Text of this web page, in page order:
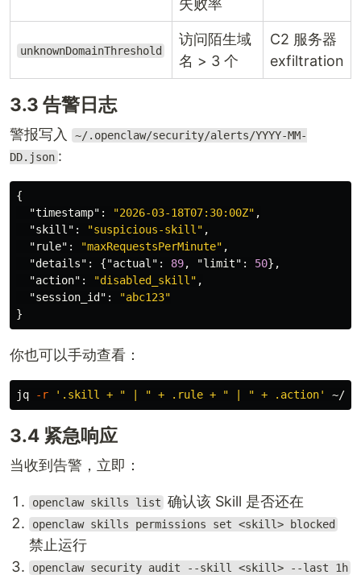
失败率
unknownDomainThreshold
访问陌生域
名 > 3 个
C2 服务器
exfiltration
3.3 告警日志
警报写入
~/.openclaw/security/alerts/YYYY-MM-
DD.json :
{
"timestamp" : "2026-03-18T07:30:00Z" ,
"skill" : "suspicious-skill" ,
"rule" : "maxRequestsPerMinute" ,
"details" : {"actual" : 89, "limit" : 50},
"action" : "disabled_skill" ,
"session_id" :
"abc123"
}
你也可以手动查看：
jq -r '.skill + " | " + .rule + " | " + .action' ~/
3.4 紧急响应
当收到告警，立即：
openclaw skills list 确认该 Skill 是否还在
openclaw skills permissions set <skill> blocked
禁止运行
openclaw security audit --skill <skill> --last 1h